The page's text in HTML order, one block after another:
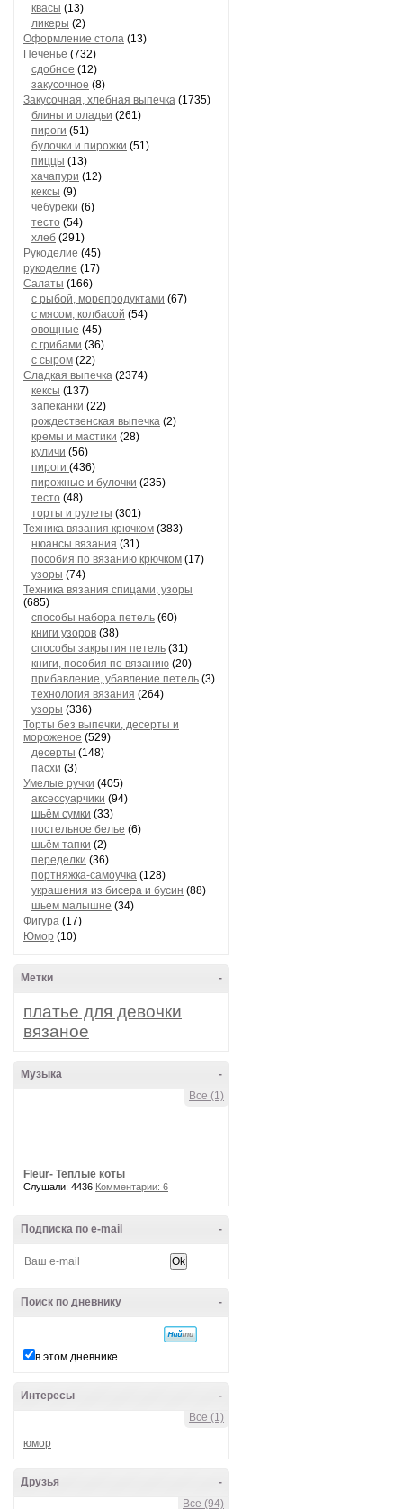
квасы (13)
ликеры (2)
Оформление стола (13)
Печенье (732)
сдобное (12)
закусочное (8)
Закусочная, хлебная выпечка (1735)
блины и оладьи (261)
пироги (51)
булочки и пирожки (51)
пиццы (13)
хачапури (12)
кексы (9)
чебуреки (6)
тесто (54)
хлеб (291)
Рукоделие (45)
рукоделие (17)
Салаты (166)
с рыбой, морепродуктами (67)
с мясом, колбасой (54)
овощные (45)
с грибами (36)
с сыром (22)
Сладкая выпечка (2374)
кексы (137)
запеканки (22)
рождественская выпечка (2)
кремы и мастики (28)
куличи (56)
пироги (436)
пирожные и булочки (235)
тесто (48)
торты и рулеты (301)
Техника вязания крючком (383)
нюансы вязания (31)
пособия по вязанию крючком (17)
узоры (74)
Техника вязания спицами, узоры
(685)
способы набора петель (60)
книги узоров (38)
способы закрытия петель (31)
книги, пособия по вязанию (20)
прибавление, убавление петель (3)
технология вязания (264)
узоры (336)
Торты без выпечки, десерты и
мороженое (529)
десерты (148)
пасхи (3)
Умелые ручки (405)
аксессуарчики (94)
шьём сумки (33)
постельное белье (6)
шьём тапки (2)
переделки (36)
портняжка-самоучка (128)
украшения из бисера и бусин (88)
шьем малышне (34)
Фигура (17)
Юмор (10)
-
Метки
платье для девочки
вязаное
-
Музыка
Все (1)
Flёur- Теплые коты
Слушали: 4436 Комментарии: 6
-
Подписка по e-mail
-
Поиск по дневнику
в этом дневнике
-
Интересы
Все (1)
юмор
-
Друзья
Все (94)